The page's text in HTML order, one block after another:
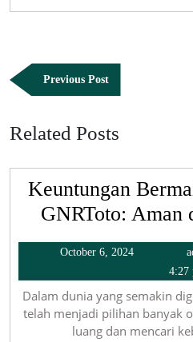
Post
navigation
Previous PostPrevious
Post
Related Posts
Keuntungan
GNRToto: Aman
October 6, 2024
2024
4:27
Dalam dunia yang semakin
telah menjadi pilihan banyak
luang dan mencari